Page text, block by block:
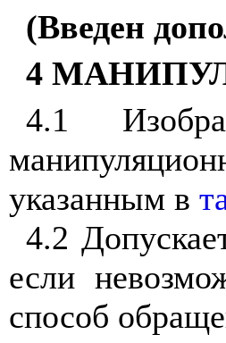
(Введен
4
4.1
указанным в
4.2
если
способ